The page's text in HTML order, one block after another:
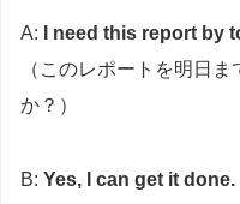
A:
I need this report by
（このレポートを明日
か？）
B: Yes, I can get it done.